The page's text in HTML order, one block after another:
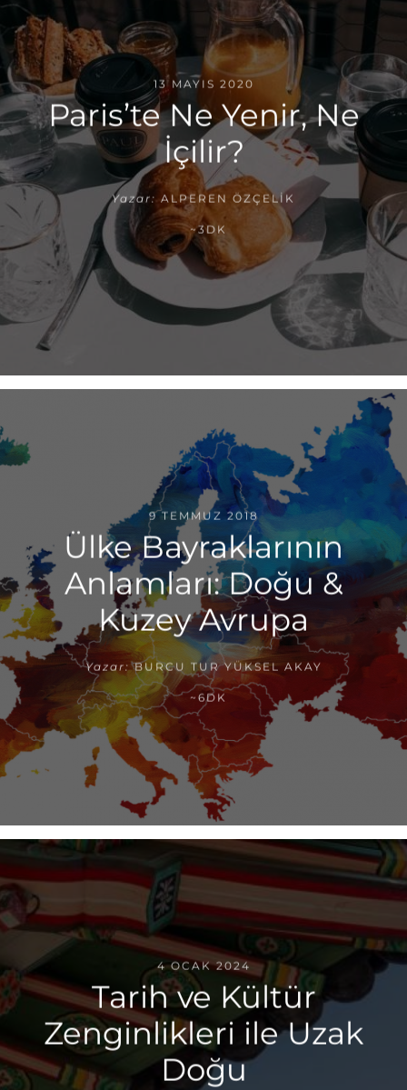
13 MAYIS 2020
Paris’te Ne Yenir, Ne
İçilir?
Yazar: ALPEREN ÖZÇELIK
~3DK
9 TEMMUZ 2018
Ülke Bayraklarının
Anlamları: Doğu &
Kuzey Avrupa
Yazar: BURCU TUR YÜKSEL AKAY
~6DK
4 OCAK 2024
Tarih ve Kültür
Zenginlikleri ile Uzak
Doğu